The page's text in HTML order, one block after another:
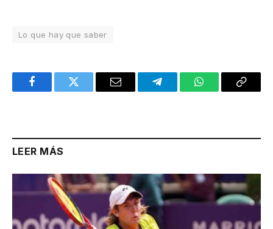
Lo que hay que saber
FacebookTwitter Email TelegramWhatsAppCopy
LEER MÁS